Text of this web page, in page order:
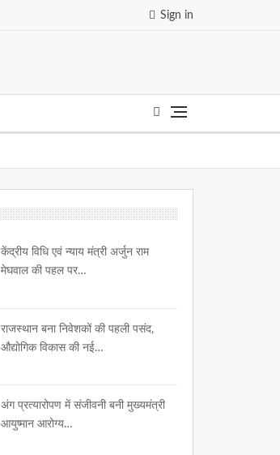
Sign in
केंद्रीय विधि एवं न्याय मंत्री अर्जुन राम
मेघवाल की पहल पर…
राजस्थान बना निवेशकों की पहली पसंद,
औद्योगिक विकास की नई…
अंग प्रत्यारोपण में संजीवनी बनी मुख्यमंत्री
आयुष्मान आरोग्य…